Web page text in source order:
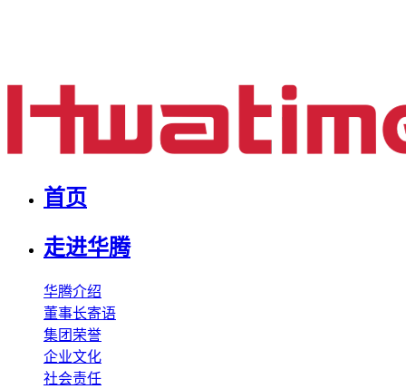
首页
走进华腾
华腾介绍
董事长寄语
集团荣誉
企业文化
社会责任